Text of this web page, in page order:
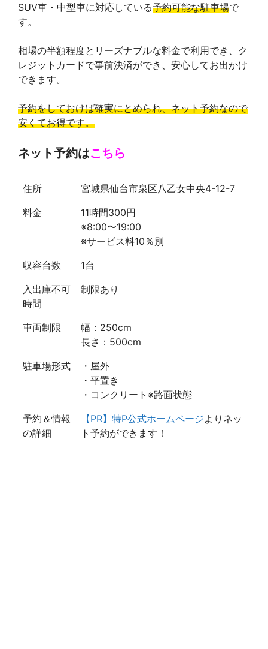
SUV車・中型車に対応している予約可能な駐車場で
す。
相場の半額程度とリーズナブルな料金で利用でき、ク
レジットカードで事前決済ができ、安心してお出かけ
できます。
予約をしておけば確実にとめられ、ネット予約なので
安くてお得です。
ネット予約はこちら
住所
宮城県仙台市泉区八乙女中央4-12-7
料金
11時間300円
※8:00〜19:00
※サービス料10％別
収容台数
1台
入出庫不可
時間
制限あり
車両制限
幅：250cm
長さ：500cm
駐車場形式
・屋外
・平置き
・コンクリート※路面状態
予約＆情報
の詳細
【PR】特P公式ホームページよりネッ
ト予約ができます！